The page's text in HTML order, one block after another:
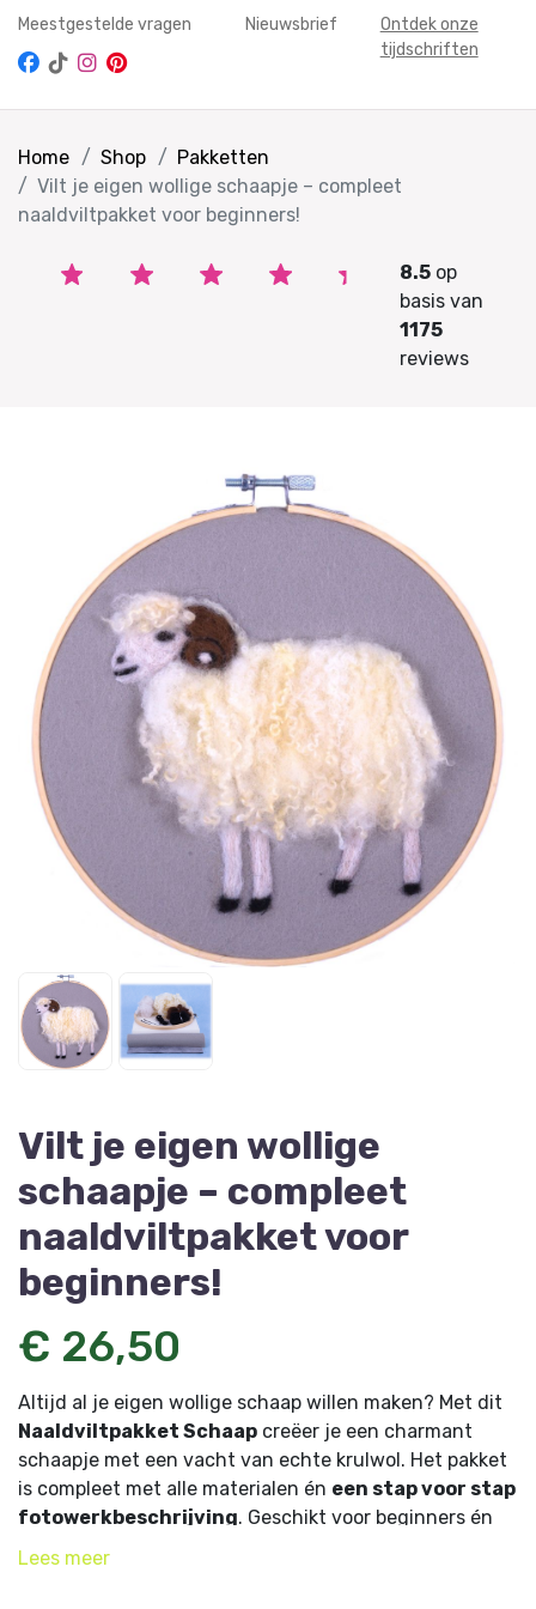
Meestgestelde vragen Nieuwsbrief
Ontdek onze
tijdschriften
Home Shop
Pakketten
Vilt je eigen wollige schaapje – compleet
naaldviltpakket voor beginners!
8.5op
basis van
1175
reviews
Vilt je eigen wollige
schaapje – compleet
naaldviltpakket voor
beginners!
€ 26,50
Altijd al je eigen wollige schaap willen maken? Met dit
Naaldviltpakket Schaap creëer je een charmant
schaapje met een vacht van echte krulwol. Het pakket
is compleet met alle materialen én een stap voor stap
fotowerkbeschrijving. Geschikt voor beginners én
iedereen vanaf 12 jaar!
Lees meer